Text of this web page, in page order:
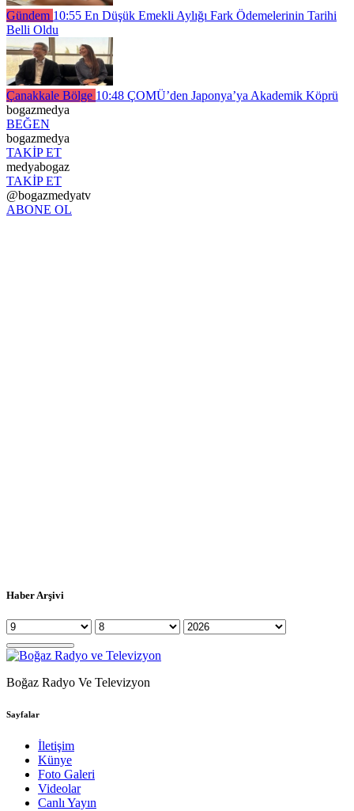
Gündem 10:55 En Düşük Emekli Aylığı Fark Ödemelerinin Tarihi
Belli Oldu
Çanakkale Bölge 10:48 ÇOMÜ’den Japonya’ya Akademik Köprü
bogazmedya
BEĞEN
bogazmedya
TAKİP ET
medyabogaz
TAKİP ET
@bogazmedyatv
ABONE OL
Haber Arşivi
Boğaz Radyo Ve Televizyon
Sayfalar
İletişim
Künye
Foto Galeri
Videolar
Canlı Yayın